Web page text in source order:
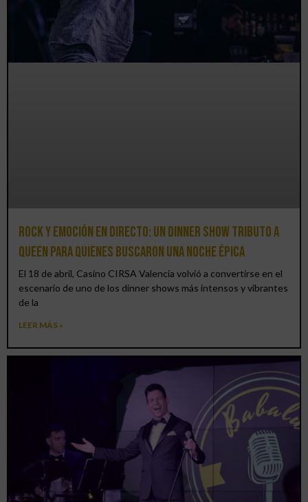
Rock y emoción en directo: un Dinner Show Tributo a
Queen para quienes buscaron una noche épica
El 18 de abril, Casino CIRSA Valencia volvió a convertirse en el
escenario de uno de los dinner shows más intensos y vibrantes
de la
LEER MÁS »